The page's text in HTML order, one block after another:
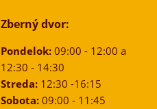
Zberný dvor:
Pondelok:09:00 - 12:00 a
12:30 - 14:30
Streda:12:30 -16:15
Sobota:09:00 - 11:45